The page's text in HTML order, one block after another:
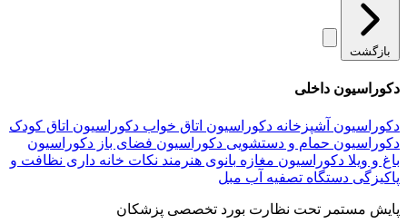
بازگشت
دکوراسیون داخلی
دکوراسیون آشپزخانه دکوراسیون اتاق خواب دکوراسیون اتاق کودک
دکوراسیون حمام و دستشویی دکوراسیون فضای باز دکوراسیون
باغ و ویلا دکوراسیون مغازه بانوی هنرمند نکات خانه داری نظافت و
پاکیزگی دستگاه تصفیه آب مبل
پایش مستمر تحت نظارت بورد تخصصی پزشکان